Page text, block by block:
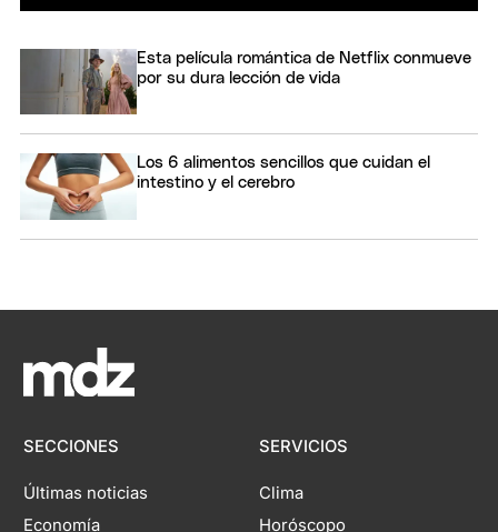
Esta película romántica de Netflix conmueve
por su dura lección de vida
Los 6 alimentos sencillos que cuidan el
intestino y el cerebro
SECCIONES
Últimas noticias
Economía
SERVICIOS
Clima
Horóscopo